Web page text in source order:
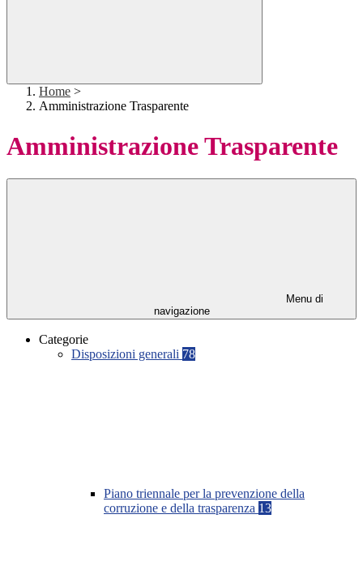
Home >
Amministrazione Trasparente
Amministrazione Trasparente
Menu di
navigazione
Categorie
Disposizioni generali 78
Piano triennale per la prevenzione della
corruzione e della trasparenza 13